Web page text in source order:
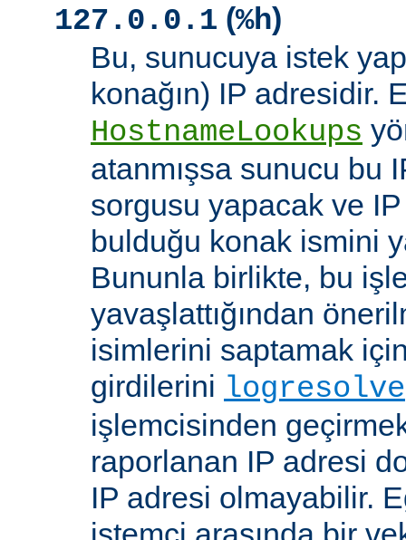
127.0.0.1 (%h)
Bu, sunucuya istek
konağın) IP adresidir.
HostnameLookups
atanmışsa sunucu bu
sorgusu yapacak ve
bulduğu konak ismini
Bununla birlikte, bu
yavaşlattığından
isimlerini saptamak
girdilerini logresolve
işlemcisinden
raporlanan IP adresi
IP adresi olmayabilir.